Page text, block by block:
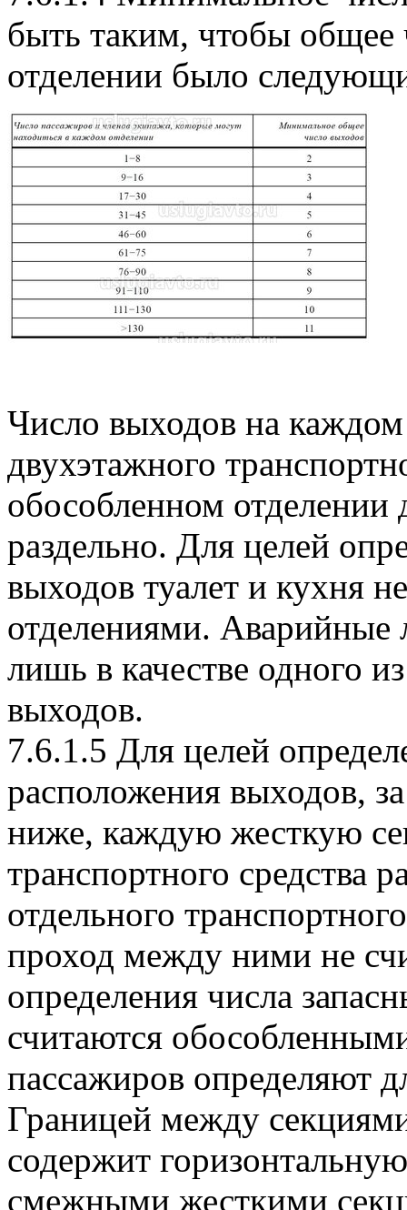
быть таким, чтобы общее
отделении было
Число выходов на
двухэтажного
обособленном отделении
раздельно. Для целей
выходов туалет и кухня
отделениями. Аварийные
лишь в качестве одного
выходов.
7.6.1.5 Для целей
расположения выходов,
ниже, каждую жесткую
транспортного средства
отдельного
проход между ними не
определения числа
считаются
пассажиров определяют
Границей между
содержит
смежными жесткими